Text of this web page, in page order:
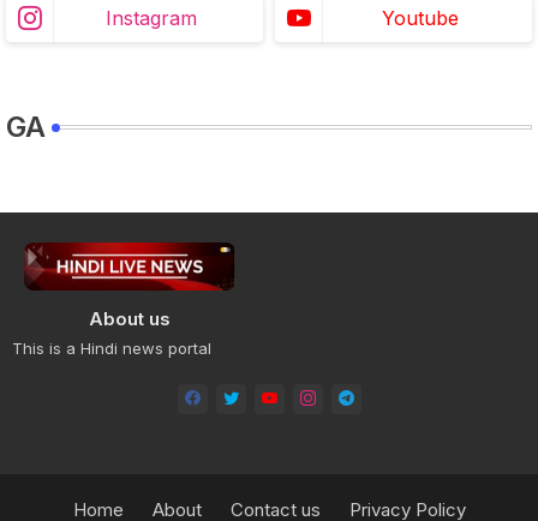
Instagram Youtube
GA
About us
This is a Hindi news portal
Home About Contact us Privacy Policy